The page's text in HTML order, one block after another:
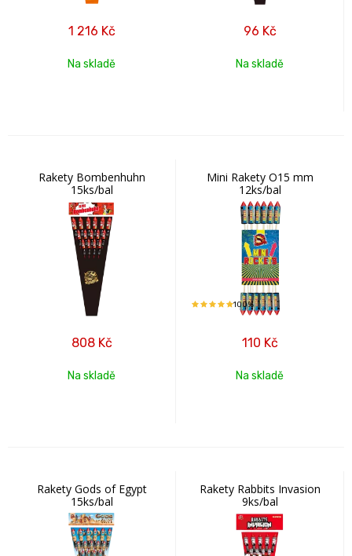
1 216 Kč
Na skladě
96 Kč
Na skladě
Rakety Bombenhuhn
15ks/bal
808 Kč
Na skladě
Mini Rakety O15 mm
12ks/bal
100%
110 Kč
Na skladě
Rakety Gods of Egypt
15ks/bal
Rakety Rabbits Invasion
9ks/bal